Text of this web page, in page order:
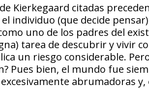
Kierkegaard citadas
individuo (que decide
uno de los padres del
tarea de descubrir y vivir
un riesgo considerable.
Pues bien, el mundo fue
abrumadoras